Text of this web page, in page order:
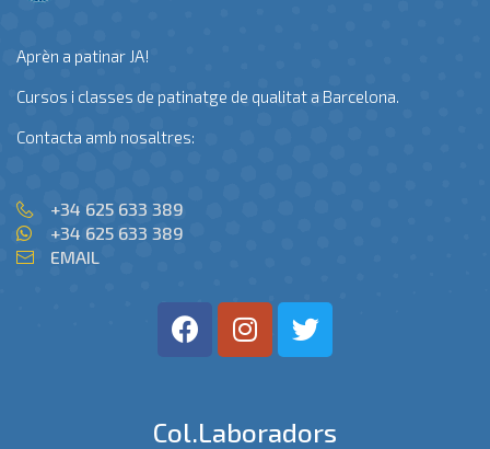
Aprèn a patinar JA!
Cursos i classes de patinatge de qualitat a Barcelona.
Contacta amb nosaltres:
+34 625 633 389
+34 625 633 389
EMAIL
Col.laboradors